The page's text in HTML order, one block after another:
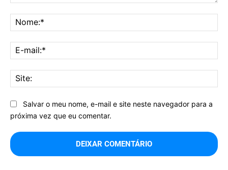
Salvar o meu nome, e-mail e site neste navegador para a
próxima vez que eu comentar.